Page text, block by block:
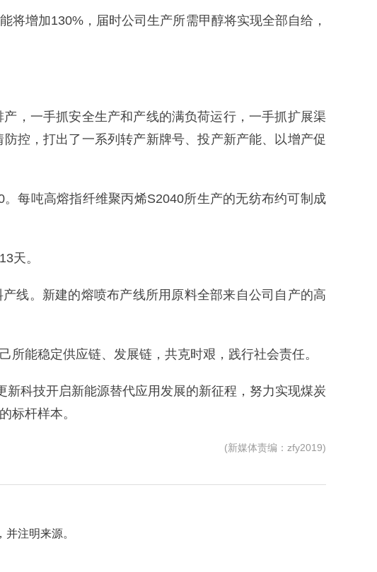
将增加130%，届时公司生产所需甲醇将实现全部自给，
，一手抓安全生产和产线的满负荷运行，一手抓扩展渠
控，打出了一系列转产新牌号、投产新产能、以增产促
每吨高熔指纤维聚丙烯S2040所生产的无纺布约可制成
天。
线。新建的熔喷布产线所用原料全部来自公司自产的高
能稳定供应链、发展链，共克时艰，践行社会责任。
科技开启新能源替代应用发展的新征程，努力实现煤炭
标杆样本。
(新媒体责编：zfy2019)
注明来源。